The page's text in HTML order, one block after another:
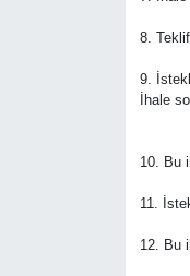
8.
9.
İhale
10. Bu
11.
12. Bu